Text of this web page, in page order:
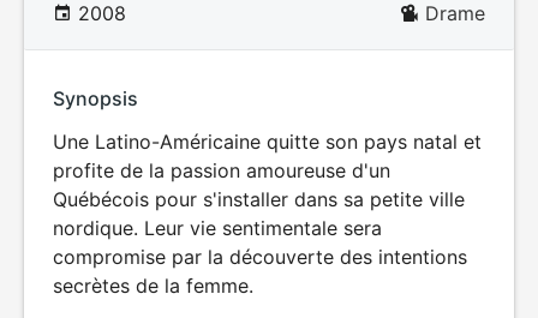
2008 Drame
Synopsis
Une Latino-Américaine quitte son pays natal et
profite de la passion amoureuse d'un
Québécois pour s'installer dans sa petite ville
nordique. Leur vie sentimentale sera
compromise par la découverte des intentions
secrètes de la femme.